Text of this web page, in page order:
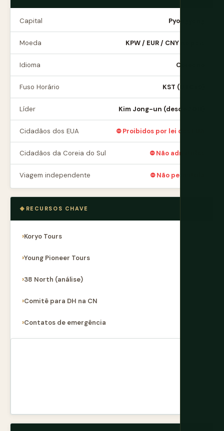
Capital Pyongyang
Moeda KPW / EUR / CNY no país
Idioma Coreano
Fuso Horário KST (UTC+9)
Líder Kim Jong-un (desde 2011)
Cidadãos dos EUA ⛔ Proibidos por lei dos EUA
Cidadãos da Coreia do Sul ⛔ Não admitidos
Viagem independente ⛔ Não permitida
RECURSOS CHAVE
Koryo Tours
Young Pioneer Tours
38 North (análise)
Comitê para DH na CN
Contatos de emergência